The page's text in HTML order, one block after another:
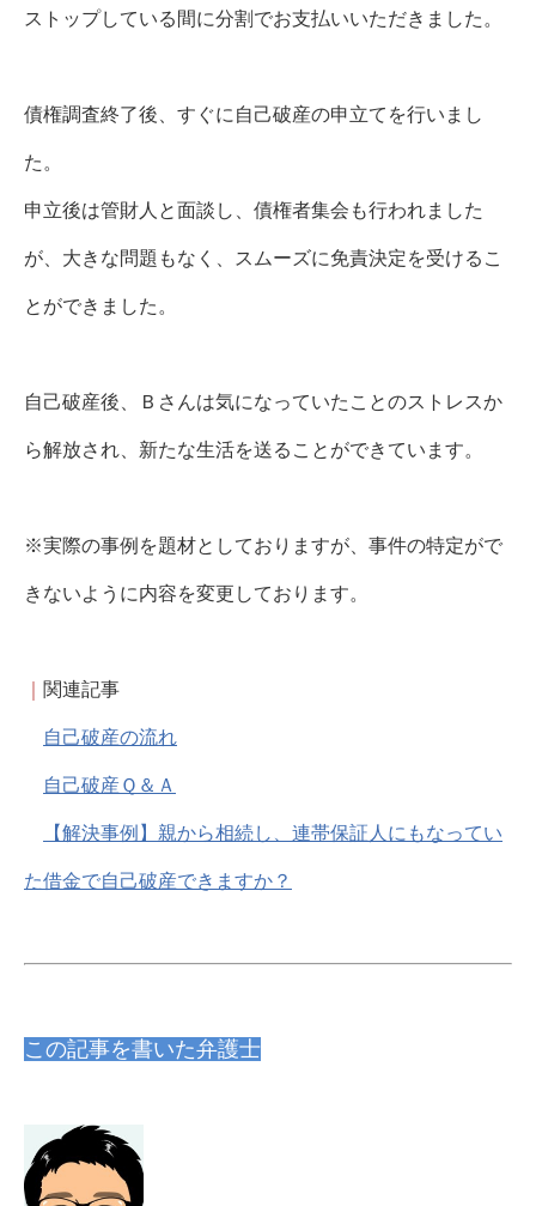
ストップしている間に分割でお支払いいただきました。
債権調査終了後、すぐに自己破産の申立てを行いまし
た。
申立後は管財人と面談し、債権者集会も行われました
が、大きな問題もなく、スムーズに免責決定を受けるこ
とができました。
自己破産後、Ｂさんは気になっていたことのストレスか
ら解放され、新たな生活を送ることができています。
※実際の事例を題材としておりますが、事件の特定がで
きないように内容を変更しております。
関連記事
自己破産の流れ
自己破産Ｑ＆Ａ
【解決事例】親から相続し、連帯保証人にもなってい
た借金で自己破産できますか？
この記事を書いた弁護士